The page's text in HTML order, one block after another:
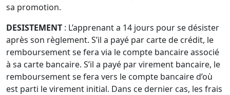
sa promotion.
DESISTEMENT : L’apprenant a 14 jours pour se désister
après son règlement. S’il a payé par carte de crédit, le
remboursement se fera via le compte bancaire associé
à sa carte bancaire. S’il a payé par virement bancaire, le
remboursement se fera vers le compte bancaire d’où
est parti le virement initial. Dans ce dernier cas, les frais